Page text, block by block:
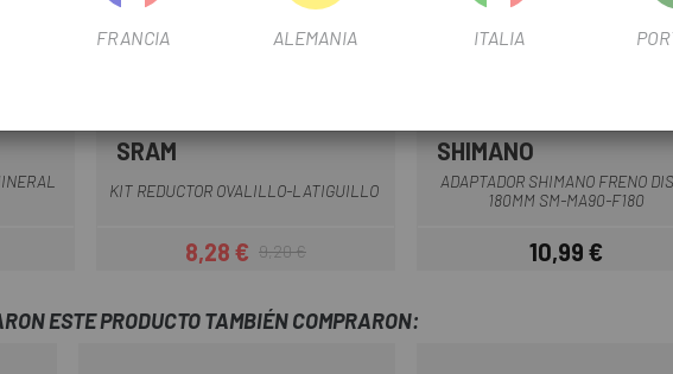
SRAM
KIT REDUCTOR OVALILLO-LATIGUILLO
Precio
8,28 €Precio regular
9,20 €
SHIMANO
ADAPTADOR SHIMANO FRENO
180MM SM-MA90-F180
Precio
10,99 €
ESTE PRODUCTO TAMBIÉN COMPRARON:
FRANCIA ALEMANIA ITALIA